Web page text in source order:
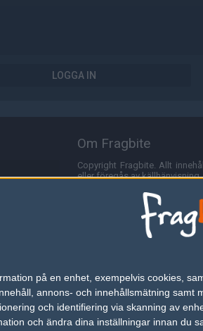
på en enhet, exempelvis cookies,
annons- och innehållsmätning samt
och identifiering via skanning av
och ändra dina inställningar innan du
LOGGA IN
Om Fragbite
Copyright Fragbite. Allt
eller föregås av källhänvisning.
Alla åsikter uttryckta på
Programmering och design av
Fragbite använder cookies
omröstningar och för att
besöka Fragbite. Den här